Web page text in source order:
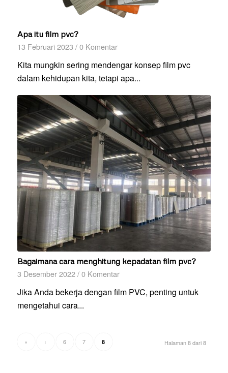
Apa itu film pvc?
13 Februari 2023 / 0 Komentar
Kita mungkin sering mendengar konsep film pvc
dalam kehidupan kita, tetapi apa...
Bagaimana cara menghitung kepadatan film pvc?
3 Desember 2022 / 0 Komentar
Jika Anda bekerja dengan film PVC, penting untuk
mengetahui cara...
Halaman 8 dari 8
« ‹ 6 7 8